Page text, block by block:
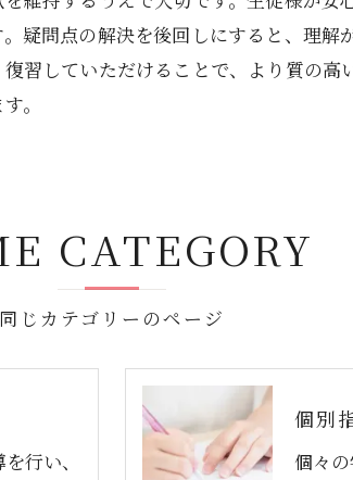
問点の解決を後回しにすると、理解
習していただけることで、より質の高
。
同じカテゴリーのページ
CATEGORY
行い、
個別
個々